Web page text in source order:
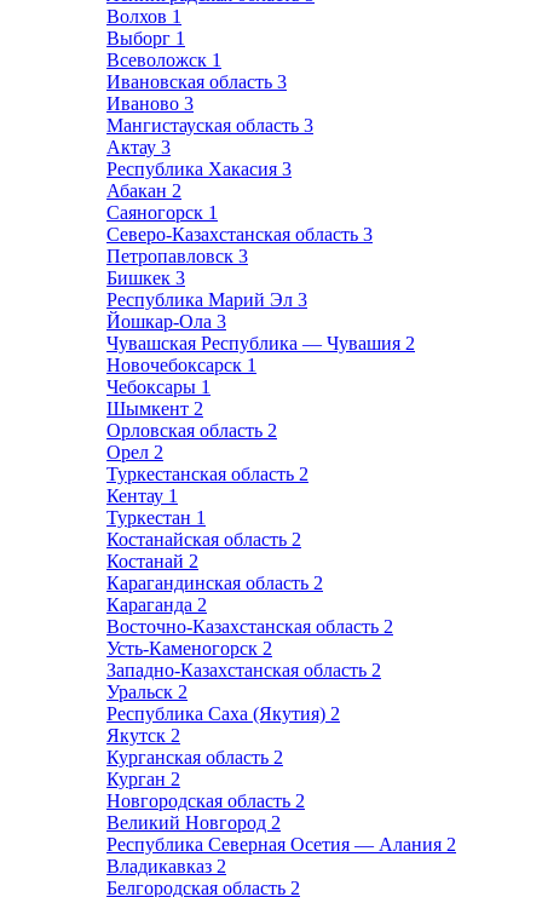
Волхов 1
Выборг 1
Всеволожск 1
Ивановская область 3
Иваново 3
Мангистауская область 3
Актау 3
Республика Хакасия 3
Абакан 2
Саяногорск 1
Северо-Казахстанская область 3
Петропавловск 3
Бишкек 3
Республика Марий Эл 3
Йошкар-Ола 3
Чувашская Республика — Чувашия 2
Новочебоксарск 1
Чебоксары 1
Шымкент 2
Орловская область 2
Орел 2
Туркестанская область 2
Кентау 1
Туркестан 1
Костанайская область 2
Костанай 2
Карагандинская область 2
Караганда 2
Восточно-Казахстанская область 2
Усть-Каменогорск 2
Западно-Казахстанская область 2
Уральск 2
Республика Саха (Якутия) 2
Якутск 2
Курганская область 2
Курган 2
Новгородская область 2
Великий Новгород 2
Республика Северная Осетия — Алания 2
Владикавказ 2
Белгородская область 2